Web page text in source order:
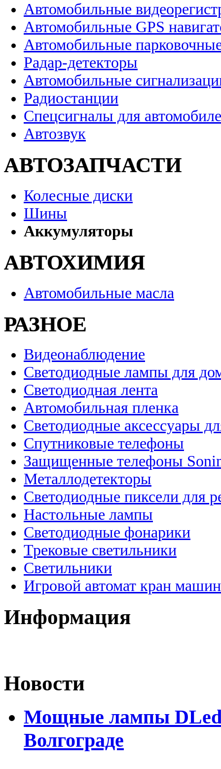
Автомобильные
Автомобильные GPS
Автомобильные
Радар-детекторы
Автомобильные
Радиостанции
Спецсигналы для
Автозвук
АВТОЗАПЧАСТИ
Колесные диски
Шины
Аккумуляторы
АВТОХИМИЯ
Автомобильные масла
РАЗНОЕ
Видеонаблюдение
Светодиодные лампы для
Светодиодная лента
Автомобильная пленка
Светодиодные аксессуары
Спутниковые телефоны
Защищенные телефоны
Металлодетекторы
Светодиодные пиксели для
Настольные лампы
Светодиодные фонарики
Трековые светильники
Светильники
Игровой автомат кран
Информация
Новости
Мощные лампы DLed
Волгограде